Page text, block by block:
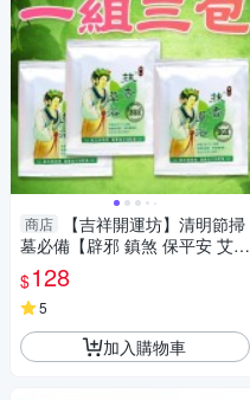
商店
【吉祥開運坊】清明節掃
墓必備【辟邪 鎮煞 保平安 艾草
包 抹草 鎮煞抹草包】
$128
5
加入購物車